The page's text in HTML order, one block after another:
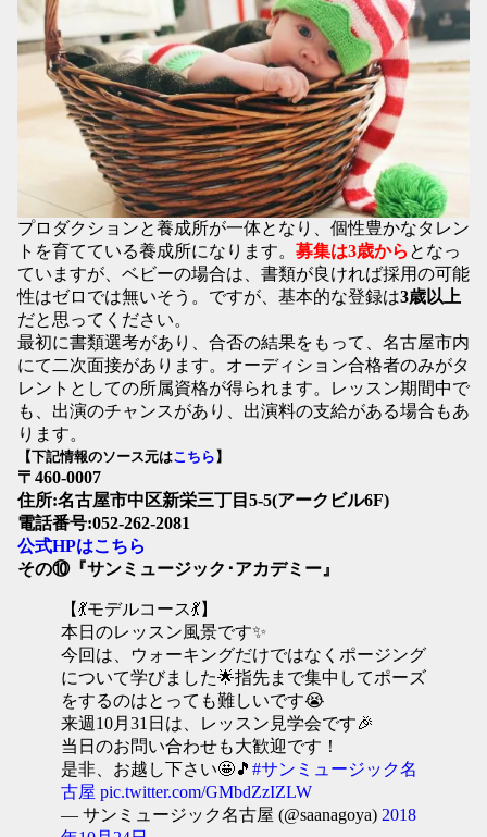
プロダクションと養成所が一体となり、個性豊かなタレン
トを育てている養成所になります。 募集は3歳から となっ
ていますが、ベビーの場合は、書類が良ければ採用の可能
性はゼロでは無いそう。ですが、基本的な登録は3歳以上
だと思ってください。
最初に書類選考があり、合否の結果をもって、名古屋市内
にて二次面接があります。オーディション合格者のみがタ
レントとしての所属資格が得られます。レッスン期間中で
も、出演のチャンスがあり、出演料の支給がある場合もあ
ります。
【下記情報のソース元はこちら 】
〒460-0007
住所:名古屋市中区新栄三丁目5-5(アークビル6F)
電話番号:052-262-2081
公式HPはこちら
その⑩『サンミュージック･アカデミー』
【💃モデルコース💃】
本日のレッスン風景です✨
今回は、ウォーキングだけではなくポージング
について学びました🌟指先まで集中してポーズ
をするのはとっても難しいです😭
来週10月31日は、レッスン見学会です🎉
当日のお問い合わせも大歓迎です！
是非、お越し下さい🤩🎵 #サンミュージック名
古屋 pic.twitter.com/GMbdZzIZLW
— サンミュージック名古屋 (@saanagoya) 2018